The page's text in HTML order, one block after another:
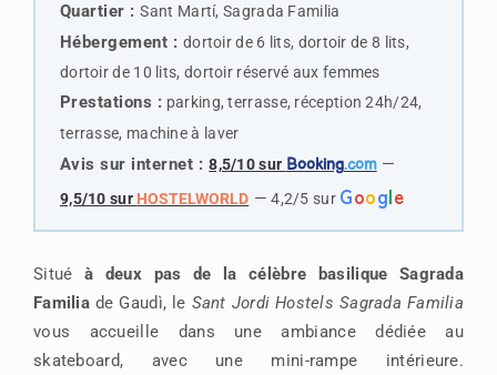
Quartier : Sant Martí, Sagrada Familia
Hébergement : dortoir de 6 lits, dortoir de 8 lits,
dortoir de 10 lits, dortoir réservé aux femmes
Prestations : parking, terrasse, réception 24h/24,
terrasse, machine à laver
Avis sur internet : 8,5/10 sur Booking.com—
9,5/10 sur HOSTELWORLD — 4,2/5 sur Google
Situé à deux pas de la célèbre basilique Sagrada
Familia de Gaudì, le Sant Jordi Hostels Sagrada Familia
vous accueille dans une ambiance dédiée au
skateboard, avec une mini-rampe intérieure.